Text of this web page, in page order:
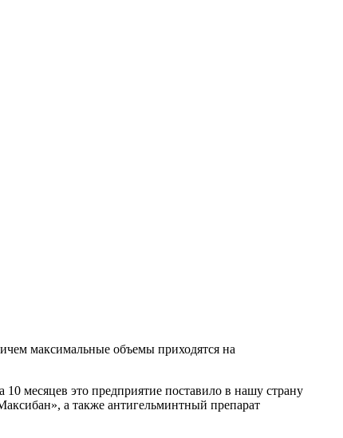
максимальные объемы приходятся на
месяцев это предприятие поставило в нашу страну
а также антигельминтный препарат